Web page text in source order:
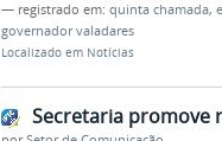
— registrado em: quinta chamada,
governador valadares
Localizado em Notícias
Secretaria promove